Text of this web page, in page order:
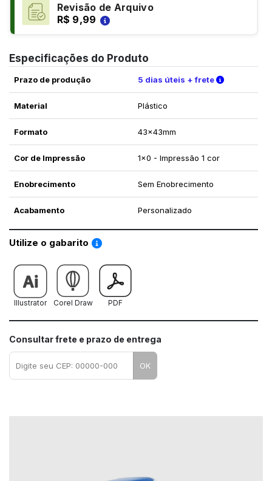
Revisão de Arquivo
R$ 9,99
Especificações do Produto
Prazo de produção 5 dias úteis + frete Verifique
Material Plástico
Formato 43x43mm
Cor de Impressão 1x0 - Impressão 1 cor
Enobrecimento Sem Enobrecimento
Acabamento Personalizado
Utilize o gabarito Saiba como utilizar os nossos gabaritos
Illustrator Corel Draw PDF
Consultar frete e prazo de entrega
OK